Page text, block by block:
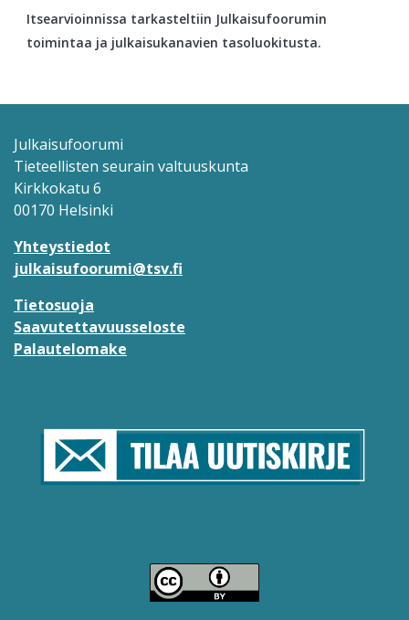
Itsearvioinnissa tarkasteltiin Julkaisufoorumin
toimintaa ja julkaisukanavien tasoluokitusta.
Julkaisufoorumi
Tieteellisten seurain valtuuskunta
Kirkkokatu 6
00170 Helsinki
Yhteystiedot
julkaisufoorumi@tsv.fi
Tietosuoja
Saavutettavuusseloste
Palautelomake